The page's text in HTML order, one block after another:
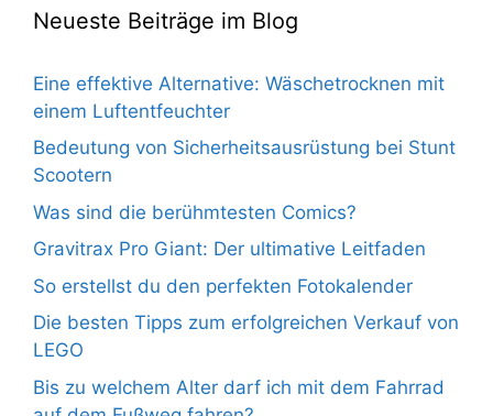
Neueste Beiträge im Blog
Eine effektive Alternative: Wäschetrocknen mit
einem Luftentfeuchter
Bedeutung von Sicherheitsausrüstung bei Stunt
Scootern
Was sind die berühmtesten Comics?
Gravitrax Pro Giant: Der ultimative Leitfaden
So erstellst du den perfekten Fotokalender
Die besten Tipps zum erfolgreichen Verkauf von
LEGO
Bis zu welchem Alter darf ich mit dem Fahrrad